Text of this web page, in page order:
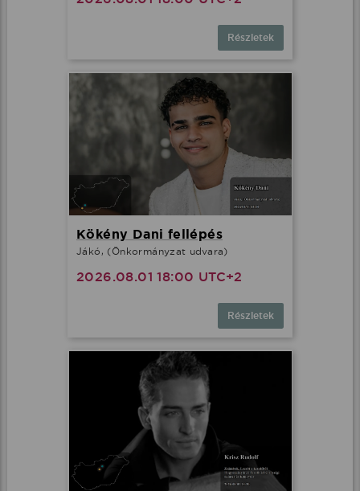
Részletek
Kökény Dani fellépés
Jákó, (Önkormányzat udvara)
2026.08.01 18:00 UTC+2
Részletek